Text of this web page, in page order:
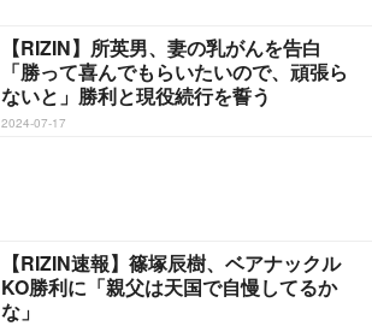
【RIZIN】所英男、妻の乳がんを告白
「勝って喜んでもらいたいので、頑張ら
ないと」勝利と現役続行を誓う
2024-07-17
【RIZIN速報】篠塚辰樹、ベアナックル
KO勝利に「親父は天国で自慢してるか
な」